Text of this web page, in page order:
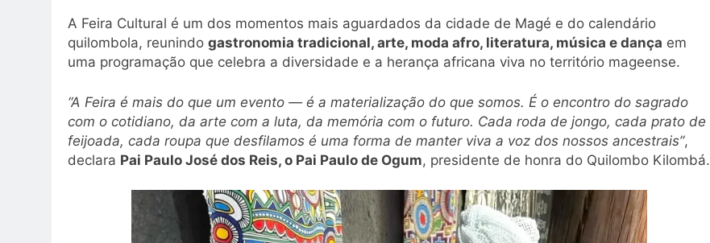
A Feira Cultural é um dos momentos mais aguardados da cidade de Magé e do calendário
quilombola, reunindo gastronomia tradicional, arte, moda afro, literatura, música e dança em
uma programação que celebra a diversidade e a herança africana viva no território mageense.
“A Feira é mais do que um evento — é a materialização do que somos. É o encontro do sagrado
com o cotidiano, da arte com a luta, da memória com o futuro. Cada roda de jongo, cada prato de
feijoada, cada roupa que desfilamos é uma forma de manter viva a voz dos nossos ancestrais”,
declara Pai Paulo José dos Reis, o Pai Paulo de Ogum, presidente de honra do Quilombo Kilombá.